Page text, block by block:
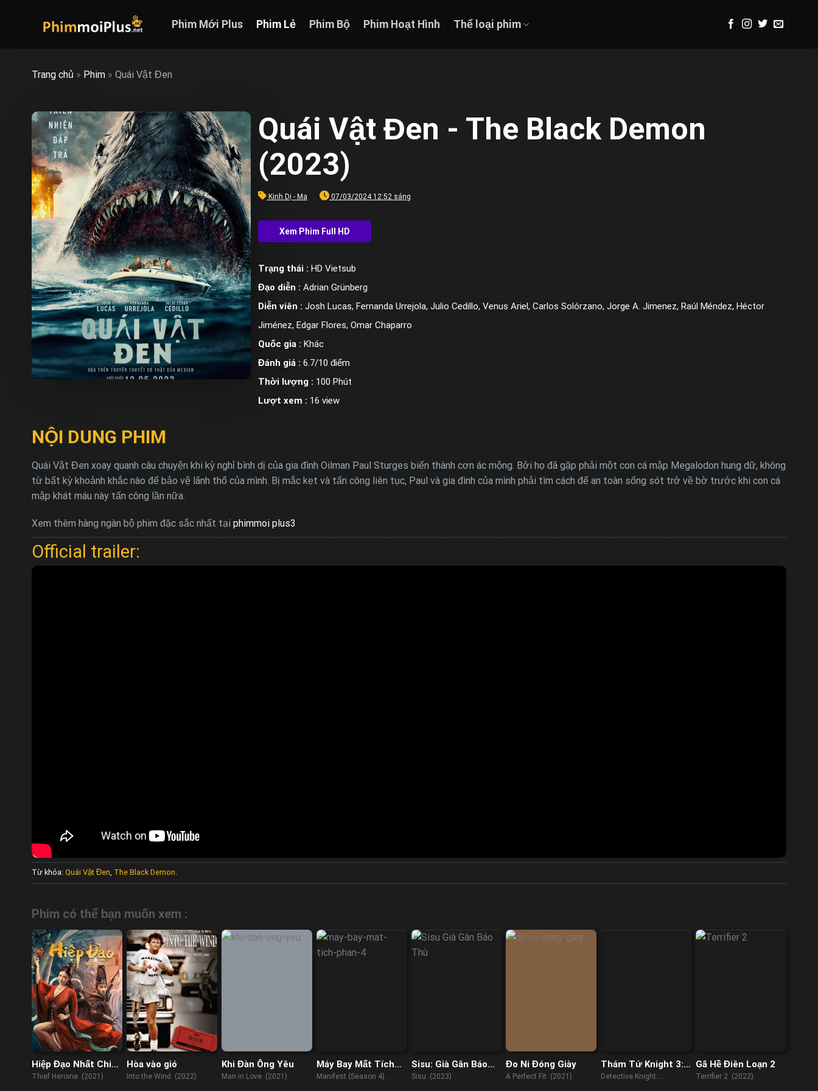
Phim Mới Plus Phim Lẻ Phim Bộ Phim Hoạt Hình Thể loại phim
Trang chủ » Phim » Quái Vật Đen
Quái Vật Đen - The Black Demon
(2023)
Kinh Dị - Ma 07/03/2024 12:52 sáng
Trạng thái : HD Vietsub
Đạo diễn : Adrian Grünberg
Diễn viên : Josh Lucas, Fernanda Urrejola, Julio Cedillo, Venus Ariel, Carlos Solórzano, Jorge A. Jimenez, Raúl Méndez, Héctor
Jiménez, Edgar Flores, Omar Chaparro
Quốc gia : Khác
Đánh giá : 6.7/10 điểm
Thời lượng : 100 Phút
Lượt xem : 16 view
NỘI DUNG PHIM
Quái Vật Đen xoay quanh câu chuyện khi kỳ nghỉ bình dị của gia đình Oilman Paul Sturges biến thành cơn ác mộng. Bởi họ đã gặp phải một con cá mập Megalodon hung dữ, không
từ bất kỳ khoảnh khắc nào để bảo vệ lãnh thổ của mình. Bị mắc kẹt và tấn công liên tục, Paul và gia đình của mình phải tìm cách để an toàn sống sót trở về bờ trước khi con cá
mập khát máu này tấn công lần nữa.
Xem thêm hàng ngàn bộ phim đặc sắc nhất tại phimmoi plus3
Official trailer:
Từ khóa: Quái Vật Đen The Black Demon
Phim có thể bạn muốn xem :
Hiệp Đạo Nhất Chi
Mai
Thief Heroine (2021)
Hòa vào gió
Into the Wind (2022)
Khi Đàn Ông Yêu
Man in Love (2021)
Máy Bay Mất Tích
(Phần 4)
Manifest (Season 4)
Sisu: Già Gân Báo
Thù
Sisu (2023)
Đo Ni Đóng Giày
A Perfect Fit (2021)
Thám Tử Knight 3:
Độc Lập
Detective Knight:
Gã Hề Điên Loạn 2
Terrifier 2 (2022)